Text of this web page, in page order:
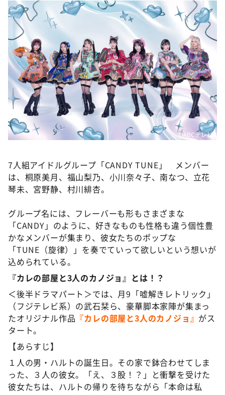
©️ABCテレビ
7人組アイドルグループ「CANDY TUNE」 メンバー
は、桐原美月、福山梨乃、小川奈々子、南なつ、立花
琴未、宮野静、村川緋杏。
グループ名には、フレーバーも形もさまざまな
「CANDY」のように、好きなものも性格も違う個性豊
かなメンバーが集まり、彼女たちのポップな
「TUNE（旋律）」を奏でていって欲しいという想いが
込められている。
『カレの部屋と3人のカノジョ』とは！？
＜後半ドラマパート＞では、月9「嘘解きレトリック」
（フジテレビ系）の武石栞ら、豪華脚本家陣が集まっ
たオリジナル作品 『カレの部屋と3人のカノジョ』 がス
タート。
【あらすじ】
１人の男・ハルトの誕生日。その家で鉢合わせてしま
った、３人の彼女。「え、３股！？」と衝撃を受けた
彼女たちは、ハルトの帰りを待ちながら「本命は私